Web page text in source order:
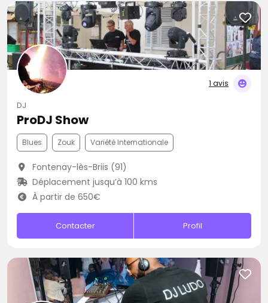
1 avis
DJ
ProDJ Show
Blues Zouk Variété Internationale
Fontenay-lès-Briis (91)
Déplacement jusqu’à 100 kms
À partir de 650€
Contacter Profil